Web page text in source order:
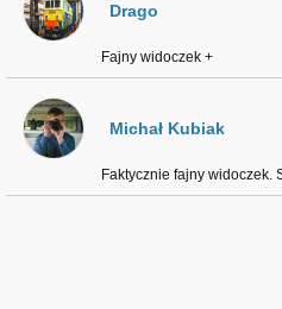
Drago
Fajny widoczek +
Michał Kubiak
Faktycznie fajny widoczek.